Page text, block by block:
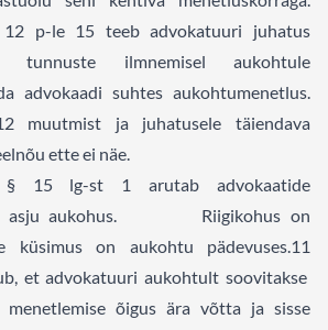
p-le 15 teeb advokatuuri juhatus
tunnuste ilmnemisel aukohtule
advokaadi suhtes aukohtumenetlus.
muutmist ja juhatusele täiendava
ette ei näe.
§ 15 lg-st 1 arutab advokaatide
asju aukohus. Riigikohus on
küsimus on aukohtu pädevuses. 11
et advokatuuri aukohtult soovitakse
menetlemise õigus ära võtta ja sisse